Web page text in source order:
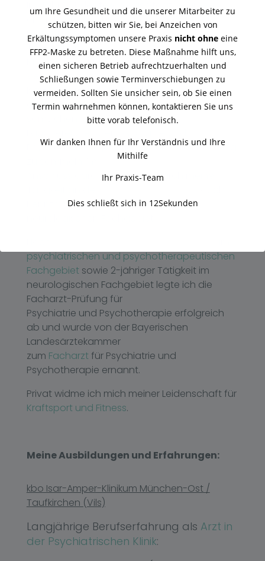
Im Jahr 2010 legte ich das Staatsexamen
erfolgreich ab. Anschließend begann ich
meine klinische
Tätigkeit amkbo Isar-Amper-Klinikum
München-Ost und wechselte im weiteren
Verlauf an das kbo
Isar-Amper-Klinikum Taufkirchen (Vils). In
diesen beidenBezirksklinikengelang es mir in
Psychotherapie jahrelang wertvolle Erfahrung
Anschluss daran erwarb ich durch meine
Kenntnisse im
psychiatrischen und psychotherapeutischen
Fachgebiet sowie 2-jähriger Tätigkeit im
neurologischen Fachgebiet legte ich die
Facharzt-Prüfung für
Psychiatrie und Psychotherapie erfolgreich
ab und wurde von der Bayerischen
Landesärztekammer
zum Facharzt für Psychiatrie und
Psychotherapie ernannt.
Privat widme ich mich meiner Leidenschaft für
Kraftsport und Fitness.
Meine Ausbildungen und Erfahrungen:
kbo Isar-Amper-Klinikum München-Ost /
Taufkirchen (Vils)
Langjährige Berufserfahrung als Arzt in
der Psychiatrischen Klinik:
um Ihre Gesundheit und die unserer Mitarbeiter zu
schützen, bitten wir Sie, bei Anzeichen von
Erkältungssymptomen unsere Praxis nicht ohne eine
FFP2-Maske zu betreten. Diese Maßnahme hilft uns,
einen sicheren Betrieb aufrechtzuerhalten und
Schließungen sowie Terminverschiebungen zu
vermeiden. Sollten Sie unsicher sein, ob Sie einen
Termin wahrnehmen können, kontaktieren Sie uns
bitte vorab telefonisch.
Wir danken Ihnen für Ihr Verständnis und Ihre
Mithilfe
Ihr Praxis-Team
Dies schließt sich in 11Sekunden